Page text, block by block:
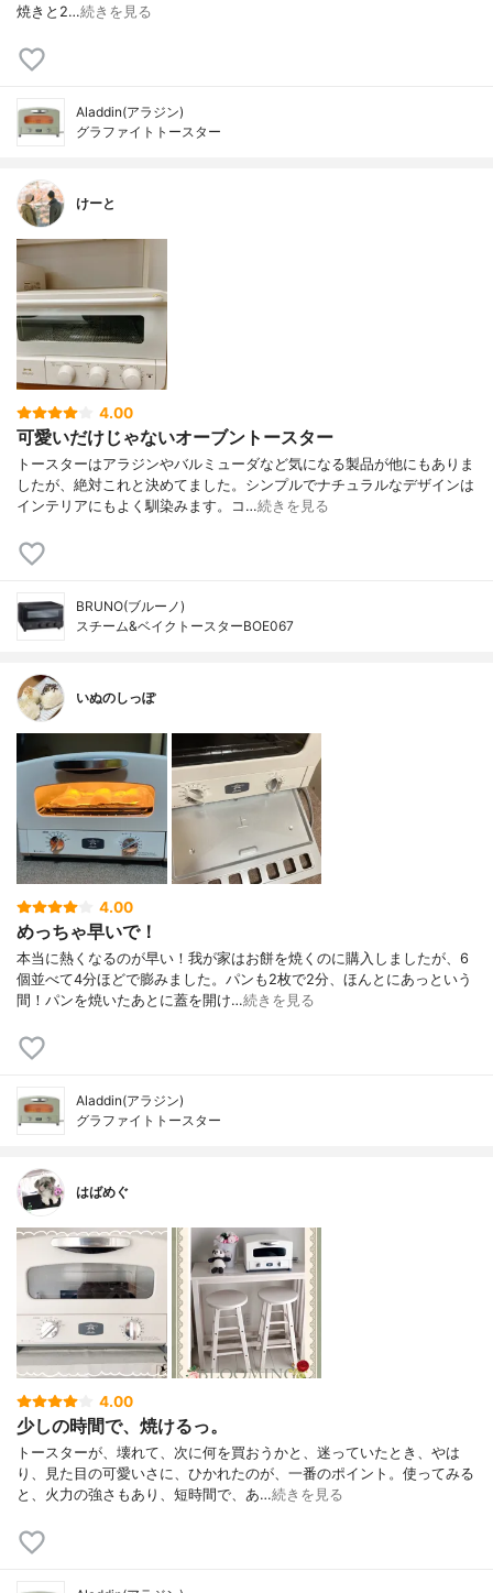
焼きと2…続きを見る
Aladdin(アラジン)
グラファイトトースター
けーと
4.00
可愛いだけじゃないオーブントースター
トースターはアラジンやバルミューダなど気になる製品が他にもありま
したが、絶対これと決めてました。シンプルでナチュラルなデザインは
インテリアにもよく馴染みます。コ…続きを見る
BRUNO(ブルーノ)
スチーム&ベイクトースターBOE067
いぬのしっぽ
4.00
めっちゃ早いで！
本当に熱くなるのが早い！我が家はお餅を焼くのに購入しましたが、6
個並べて4分ほどで膨みました。パンも2枚で2分、ほんとにあっという
間！パンを焼いたあとに蓋を開け…続きを見る
Aladdin(アラジン)
グラファイトトースター
はばめぐ
4.00
少しの時間で、焼けるっ。
トースターが、壊れて、次に何を買おうかと、迷っていたとき、やは
り、見た目の可愛いさに、ひかれたのが、一番のポイント。使ってみる
と、火力の強さもあり、短時間で、あ…続きを見る